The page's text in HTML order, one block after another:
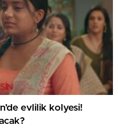
evlilik kolyesi!